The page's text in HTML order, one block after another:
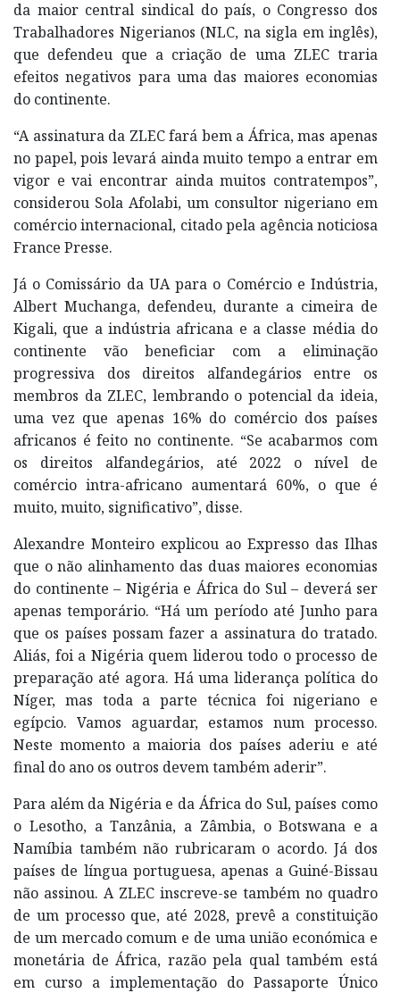
da maior central sindical do país, o Congresso dos
Trabalhadores Nigerianos (NLC, na sigla em inglês),
que defendeu que a criação de uma ZLEC traria
efeitos negativos para uma das maiores economias
do continente.
“A assinatura da ZLEC fará bem a África, mas apenas
no papel, pois levará ainda muito tempo a entrar em
vigor e vai encontrar ainda muitos contratempos”,
considerou Sola Afolabi, um consultor nigeriano em
comércio internacional, citado pela agência noticiosa
France Presse.
Já o Comissário da UA para o Comércio e Indústria,
Albert Muchanga, defendeu, durante a cimeira de
Kigali, que a indústria africana e a classe média do
continente vão beneficiar com a eliminação
progressiva dos direitos alfandegários entre os
membros da ZLEC, lembrando o potencial da ideia,
uma vez que apenas 16% do comércio dos países
africanos é feito no continente. “Se acabarmos com
os direitos alfandegários, até 2022 o nível de
comércio intra-africano aumentará 60%, o que é
muito, muito, significativo”, disse.
Alexandre Monteiro explicou ao Expresso das Ilhas
que o não alinhamento das duas maiores economias
do continente – Nigéria e África do Sul – deverá ser
apenas temporário. “Há um período até Junho para
que os países possam fazer a assinatura do tratado.
Aliás, foi a Nigéria quem liderou todo o processo de
preparação até agora. Há uma liderança política do
Níger, mas toda a parte técnica foi nigeriano e
egípcio. Vamos aguardar, estamos num processo.
Neste momento a maioria dos países aderiu e até
final do ano os outros devem também aderir”.
Para além da Nigéria e da África do Sul, países como
o Lesotho, a Tanzânia, a Zâmbia, o Botswana e a
Namíbia também não rubricaram o acordo. Já dos
países de língua portuguesa, apenas a Guiné-Bissau
não assinou. A ZLEC inscreve-se também no quadro
de um processo que, até 2028, prevê a constituição
de um mercado comum e de uma união económica e
monetária de África, razão pela qual também está
em curso a implementação do Passaporte Único